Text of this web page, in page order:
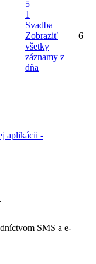
5
1
Svadba
Zobraziť
všetky
záznamy z
dňa
6
aplikácii -
SMS a e-